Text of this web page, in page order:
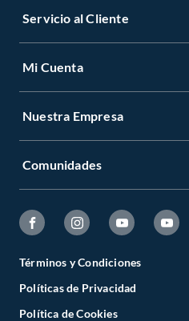
Servicio al Cliente
Mi Cuenta
Nuestra Empresa
Comunidades
Términos y Condiciones
Políticas de Privacidad
Política de Cookies